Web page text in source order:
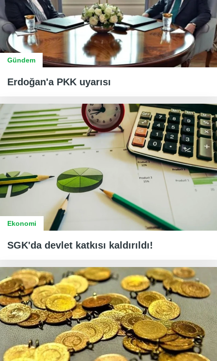
Gündem
Erdoğan'a PKK uyarısı
Ekonomi
SGK'da devlet katkısı kaldırıldı!